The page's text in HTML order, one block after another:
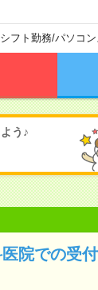
シフト勤務/パソコ
う♪
院での受